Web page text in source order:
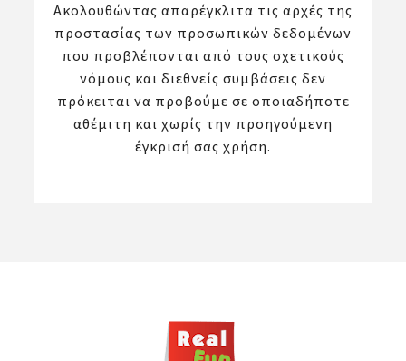
Ακολουθώντας απαρέγκλιτα τις αρχές της
προστασίας των προσωπικών δεδομένων
που προβλέπονται από τους σχετικούς
νόμους και διεθνείς συμβάσεις δεν
πρόκειται να προβούμε σε οποιαδήποτε
αθέμιτη και χωρίς την προηγούμενη
έγκρισή σας χρήση.